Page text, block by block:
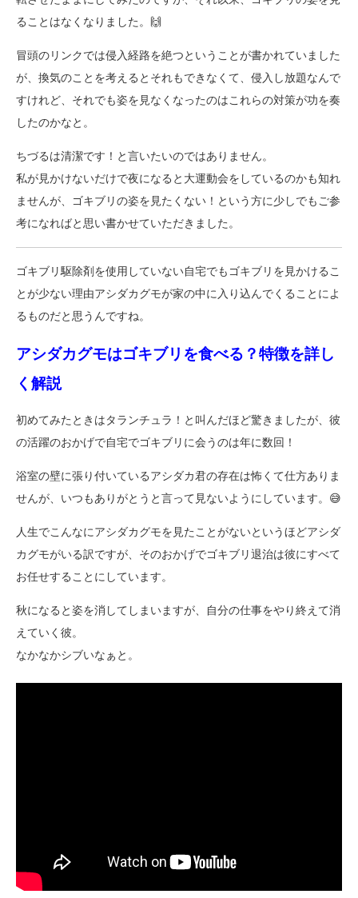
ることはなくなりました。🙌
冒頭のリンクでは侵入経路を絶つということが書かれていました
が、換気のことを考えるとそれもできなくて、侵入し放題なんで
すけれど、それでも姿を見なくなったのはこれらの対策が功を奏
したのかなと。
ちづるは清潔です！と言いたいのではありません。
私が見かけないだけで夜になると大運動会をしているのかも知れ
ませんが、ゴキブリの姿を見たくない！という方に少しでもご参
考になればと思い書かせていただきました。
ゴキブリ駆除剤を使用していない自宅でもゴキブリを見かけるこ
とが少ない理由アシダカグモが家の中に入り込んでくることによ
るものだと思うんですね。
アシダカグモはゴキブリを食べる？特徴を詳し
く解説
初めてみたときはタランチュラ！と叫んだほど驚きましたが、彼
の活躍のおかげで自宅でゴキブリに会うのは年に数回！
浴室の壁に張り付いているアシダカ君の存在は怖くて仕方ありま
せんが、いつもありがとうと言って見ないようにしています。😅
人生でこんなにアシダカグモを見たことがないというほどアシダ
カグモがいる訳ですが、そのおかげでゴキブリ退治は彼にすべて
お任せすることにしています。
秋になると姿を消してしまいますが、自分の仕事をやり終えて消
えていく彼。
なかなかシブいなぁと。